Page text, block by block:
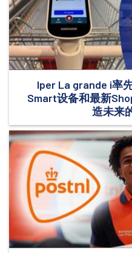
Iper La grande i率
Smart设备和最新
造未来